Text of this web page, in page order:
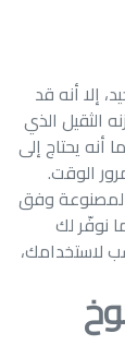
إلا أنه قد
الثقيل الذي
يحتاج إلى
الوقت.
المصنوعة وفق
نوفّر لك
لاستخدامك،